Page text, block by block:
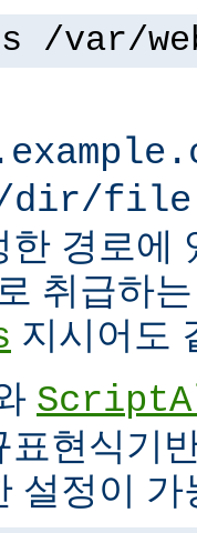
/var/
dir/
한 경로에
취급하
지시어도
표현식기
설정이